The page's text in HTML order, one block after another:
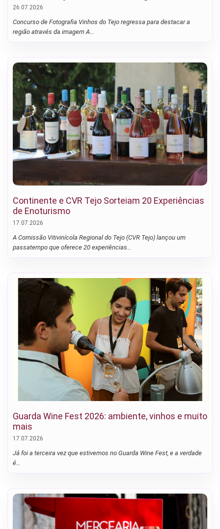
26.07.2026
Concurso de Fotografia Vinhos do Tejo regressa para destacar a
região através da imagem A…
Continente e CVR Tejo Sorteiam 20 Experiências
de Enoturismo
17.07.2026
A Comissão Vitivinícola Regional do Tejo (CVR Tejo) lançou um
passatempo que oferece 20 experiências…
Guarda Wine Fest 2026: ambiente, vinhos e muito
mais
17.07.2026
Já foi a terceira vez que estivemos no Guarda Wine Fest, e a verdade
é…